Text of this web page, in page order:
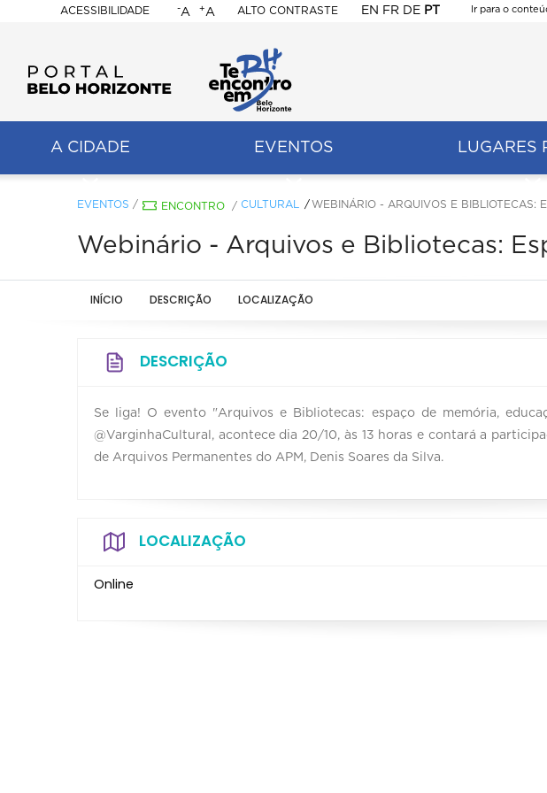
ACESSIBILIDADE
BELO
HORIZONTE
-A +A ALTO CONTRASTE EN FR DE PT
Ir para o
A CIDADE EVENTOS LUGARES
EVENTOS / ENCONTRO / CULTURAL WEBINÁRIO - ARQUIVOS E BIBLIOTECAS:
Webinário - Arquivos e Bibliotecas:
INÍCIO DESCRIÇÃO LOCALIZAÇÃO
DESCRIÇÃO
Se liga! O evento "Arquivos e Bibliotecas: espaço de memória,
@VarginhaCultural, acontece dia 20/10, às 13 horas e contará a
de Arquivos Permanentes do APM, Denis Soares da Silva.
LOCALIZAÇÃO
Online